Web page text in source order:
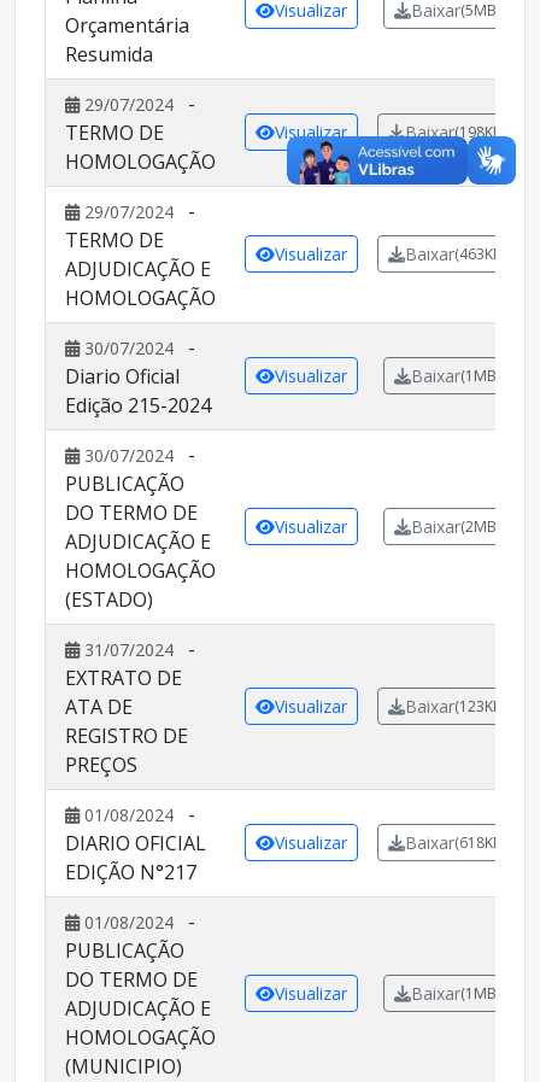
Orçamentária
Resumida
Visualizar Baixar(5MB)
29/07/2024
-
TERMO DE
HOMOLOGAÇÃO
Visualizar Baixar(198KB)
29/07/2024
-
TERMO DE
ADJUDICAÇÃO E
HOMOLOGAÇÃO
Visualizar Baixar(463KB)
30/07/2024
-
Diario Oficial
Edição 215-2024
Visualizar Baixar(1MB)
30/07/2024
-
PUBLICAÇÃO
DO TERMO DE
ADJUDICAÇÃO E
HOMOLOGAÇÃO
(ESTADO)
Visualizar Baixar(2MB)
31/07/2024
-
EXTRATO DE
ATA DE
REGISTRO DE
PREÇOS
Visualizar Baixar(123KB)
01/08/2024
-
DIARIO OFICIAL
EDIÇÃO N°217
Visualizar Baixar(618KB)
01/08/2024
-
PUBLICAÇÃO
DO TERMO DE
ADJUDICAÇÃO E
HOMOLOGAÇÃO
(MUNICIPIO)
Visualizar Baixar(1MB)